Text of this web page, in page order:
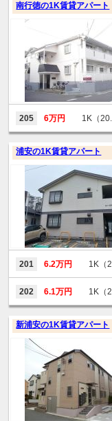
南行徳の1K賃貸アパート
205 6万円 1K（
浦安の1K賃貸アパート
201 6.2万円 1K（
202 6.1万円 1K（
新浦安の1K賃貸アパート